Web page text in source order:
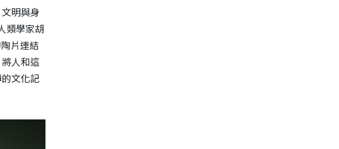
明與身
類學家胡
片連結
人和這
文化記